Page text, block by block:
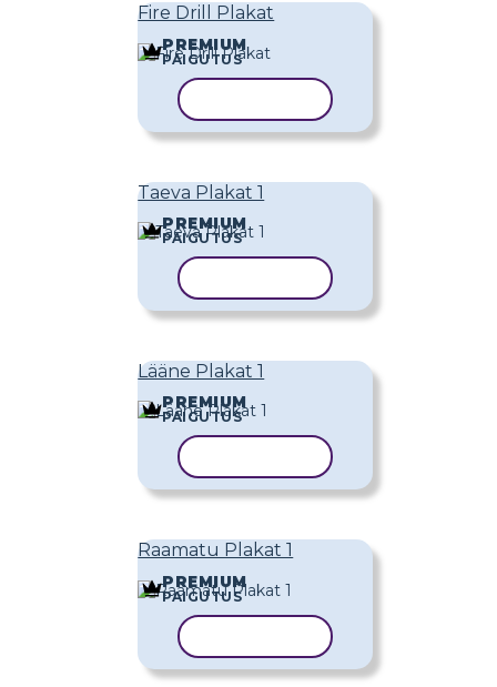
Fire Drill Plakat
PREMIUM
PAIGUTUS
Taeva Plakat 1
PREMIUM
PAIGUTUS
Lääne Plakat 1
PREMIUM
PAIGUTUS
Raamatu Plakat 1
PREMIUM
PAIGUTUS